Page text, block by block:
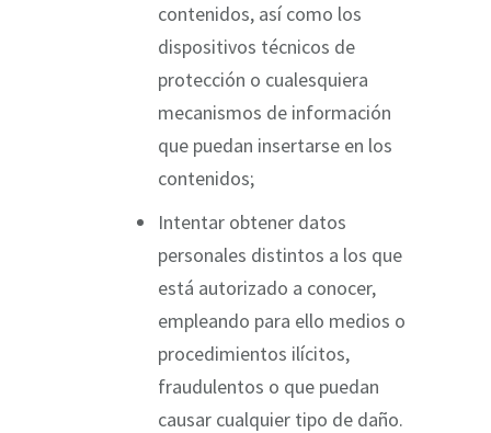
contenidos, así como los
dispositivos técnicos de
protección o cualesquiera
mecanismos de información
que puedan insertarse en los
contenidos;
Intentar obtener datos
personales distintos a los que
está autorizado a conocer,
empleando para ello medios o
procedimientos ilícitos,
fraudulentos o que puedan
causar cualquier tipo de daño.